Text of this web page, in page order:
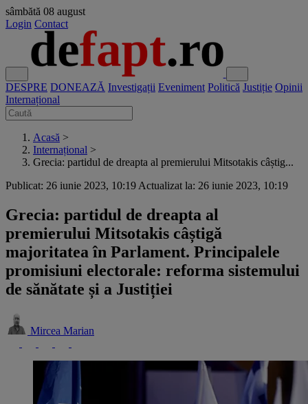
sâmbătă 08 august
Login Contact
DESPRE DONEAZĂ Investigații Eveniment Politică Justiție Opinii
Internațional
Acasă >
Internațional >
Grecia: partidul de dreapta al premierului Mitsotakis câștig...
Publicat: 26 iunie 2023, 10:19 Actualizat la: 26 iunie 2023, 10:19
Grecia: partidul de dreapta al
premierului Mitsotakis câștigă
majoritatea în Parlament. Principalele
promisiuni electorale: reforma sistemului
de sănătate și a Justiției
Mircea Marian